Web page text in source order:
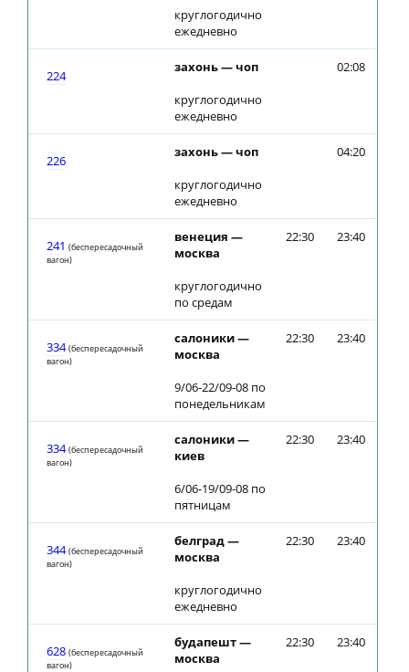
круглогодично
ежедневно
224
захонь — чоп
круглогодично
ежедневно
02:08
226
захонь — чоп
круглогодично
ежедневно
04:20
241 (беспересадочный
вагон)
венеция —
москва
круглогодично
по средам
22:30 23:40
334 (беспересадочный
вагон)
салоники —
москва
9/06-22/09-08 по
понедельникам
22:30 23:40
334 (беспересадочный
вагон)
салоники —
киев
6/06-19/09-08 по
пятницам
22:30 23:40
344 (беспересадочный
вагон)
белград —
москва
круглогодично
ежедневно
22:30 23:40
628 (беспересадочный
вагон)
будапешт —
москва
22:30 23:40